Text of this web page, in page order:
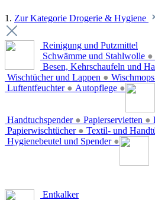
1. Zur Kategorie Drogerie & Hygiene
Reinigung und Putzmittel
Schwämme und Stahlwolle ●
Besen, Kehrschaufeln und
Wischtücher und Lappen ● Wischmops
Luftentfeuchter ● Autopflege ●
Handtuchspender ● Papierservietten ●
Papierwischtücher ● Textil- und
Hygienebeutel und Spender ●
Entkalker